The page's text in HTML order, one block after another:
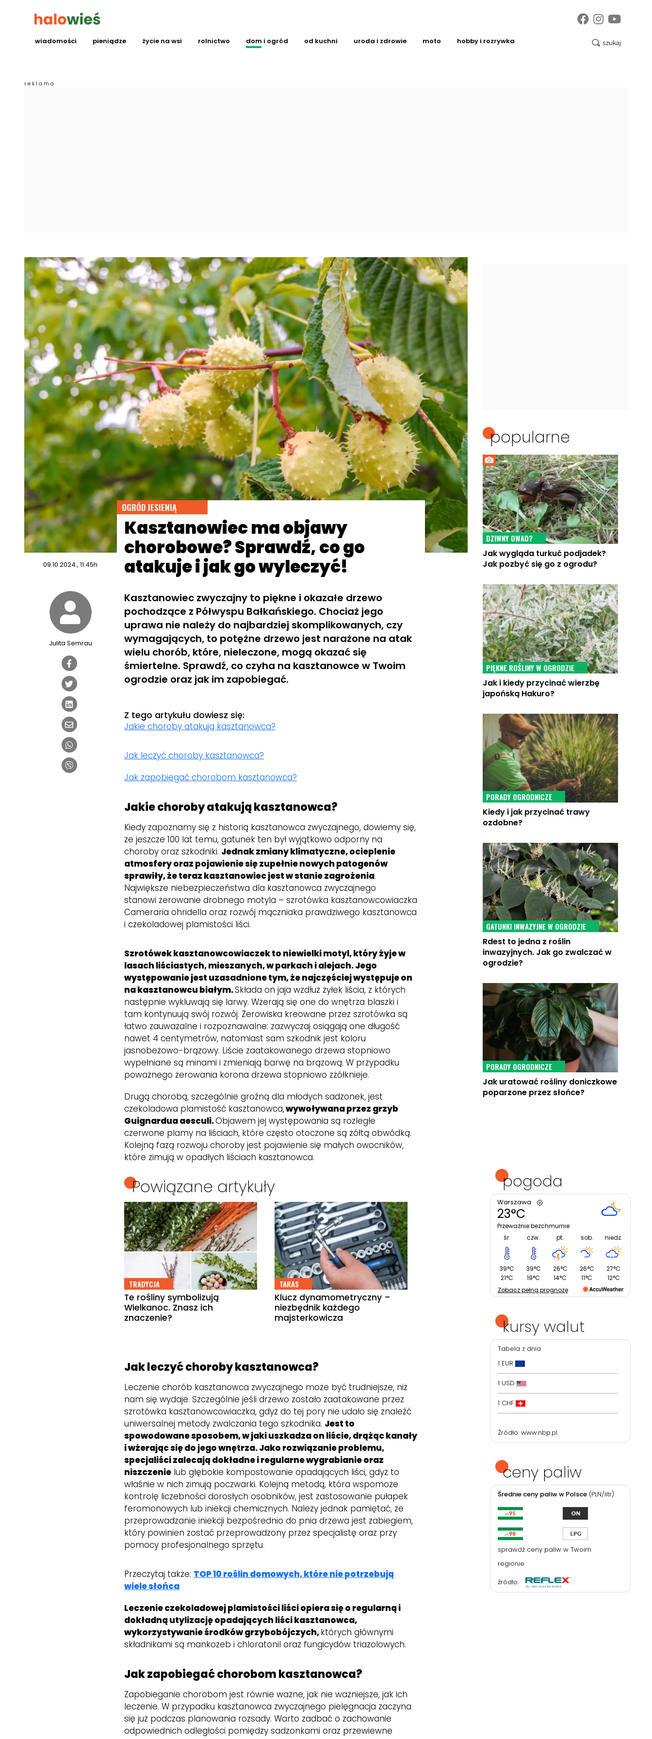
wiadomości pieniądze życie na wsi rolnictwo dom i ogród od kuchni uroda i zdrowie moto hobby i rozrywka
OGRÓD JESIENIĄ
Kasztanowiec ma objawy
chorobowe? Sprawdź, co go
atakuje i jak go wyleczyć!
09.10.2024., 11:45h
Julita Semrau
Kasztanowiec zwyczajny to piękne i okazałe drzewo
pochodzące z Półwyspu Bałkańskiego. Chociaż jego
uprawa nie należy do najbardziej skomplikowanych, czy
wymagających, to potężne drzewo jest narażone na atak
wielu chorób, które, nieleczone, mogą okazać się
śmiertelne. Sprawdź, co czyha na kasztanowce w Twoim
ogrodzie oraz jak im zapobiegać.
Z tego artykułu dowiesz się:
Jakie choroby atakują kasztanowca?
Jak leczyć choroby kasztanowca?
Jak zapobiegać chorobom kasztanowca?
Jakie choroby atakują kasztanowca?
Kiedy zapoznamy się z historią kasztanowca zwyczajnego, dowiemy się,
że jeszcze 100 lat temu, gatunek ten był wyjątkowo odporny na
choroby oraz szkodniki. Jednak zmiany klimatyczne, ocieplenie
atmosfery oraz pojawienie się zupełnie nowych patogenów
sprawiły, że teraz kasztanowiec jest w stanie zagrożenia.
Największe niebezpieczeństwa dla kasztanowca zwyczajnego
stanowi żerowanie drobnego motyla – szrotówka kasztanowcowiaczka
Cameraria ohridella oraz rozwój mączniaka prawdziwego kasztanowca
i czekoladowej plamistości liści.
Szrotówek kasztanowcowiaczek to niewielki motyl, który żyje w
lasach liściastych, mieszanych, w parkach i alejach. Jego
występowanie jest uzasadnione tym, że najczęściej występuje on
na kasztanowcu białym.Składa on jaja wzdłuż żyłek liścia, z których
następnie wykluwają się larwy. Wżerają się one do wnętrza blaszki i
tam kontynuują swój rozwój. Żerowiska kreowane przez szrotówka są
łatwo zauważalne i rozpoznawalne: zazwyczaj osiągają one długość
nawet 4 centymetrów, natomiast sam szkodnik jest koloru
jasnobeżowo-brązowy. Liście zaatakowanego drzewa stopniowo
wypełniane są minami i zmieniają barwę na brązową. W przypadku
poważnego żerowania korona drzewa stopniowo zżółknieje.
Drugą chorobą, szczególnie groźną dla młodych sadzonek, jest
czekoladowa plamistość kasztanowca,wywoływana przez grzyb
Guignardua aesculi.Objawem jej występowania są rozległe
czerwone plamy na liściach, które często otoczone są żółtą obwódką.
Kolejną fazą rozwoju choroby jest pojawienie się małych owocników,
które zimują w opadłych liściach kasztanowca.
Powiązane artykuły
TRADYCJA
Te rośliny symbolizują
Wielkanoc. Znasz ich
znaczenie?
TARAS
Klucz dynamometryczny –
niezbędnik każdego
majsterkowicza
Jak leczyć choroby kasztanowca?
Leczenie chorób kasztanowca zwyczajnego może być trudniejsze, niż
nam się wydaje. Szczególnie jeśli drzewo zostało zaatakowane przez
szrotówka kasztanowcowiaczka, gdyż do tej pory nie udało się znaleźć
uniwersalnej metody zwalczania tego szkodnika. Jest to
spowodowane sposobem, w jaki uszkadza on liście, drążąc kanały
i wżerając się do jego wnętrza. Jako rozwiązanie problemu,
specjaliści zalecają dokładne i regularne wygrabianie oraz
niszczenie lub głębokie kompostowanie opadających liści, gdyż to
właśnie w nich zimują poczwarki. Kolejną metodą, która wspomoże
kontrolę liczebności dorosłych osobników, jest zastosowanie pułapek
feromonowych lub iniekcji chemicznych. Należy jednak pamiętać, że
przeprowadzanie iniekcji bezpośrednio do pnia drzewa jest zabiegiem,
który powinien zostać przeprowadzony przez specjalistę oraz przy
pomocy profesjonalnego sprzętu.
Przeczytaj także: TOP 10 roślin domowych, które nie potrzebują
wiele słońca
Leczenie czekoladowej plamistości liści opiera się o regularną i
dokładną utylizację opadających liści kasztanowca,
wykorzystywanie środków grzybobójczych,których głównymi
składnikami są mankozeb i chloratonil oraz fungicydów triazolowych.
Jak zapobiegać chorobom kasztanowca?
Zapobieganie chorobom jest równie ważne, jak nie ważniejsze, jak ich
leczenie. W przypadku kasztanowca zwyczajnego pielęgnacja zaczyna
się już podczas planowania rozsady. Warto zadbać o zachowanie
odpowiednich odległości pomiędzy sadzonkami oraz przewiewne
popularne
DZIWNY OWAD?
Jak wygląda turkuć podjadek?
Jak pozbyć się go z ogrodu?
PIĘKNE ROŚLINY W OGRODZIE
Jak i kiedy przycinać wierzbę
japońską Hakuro?
PORADY OGRODNICZE
Kiedy i jak przycinać trawy
ozdobne?
GATUNKI INWAZYJNE W OGRODZIE
Rdest to jedna z roślin
inwazyjnych. Jak go zwalczać w
ogrodzie?
PORADY OGRODNICZE
Jak uratować rośliny doniczkowe
poparzone przez słońce?
pogoda
Warszawa
23°C
Przeważnie bezchmurnie
śr.
39°C
21°C
czw.
39°C
19°C
pt.
26°C
14°C
sob.
26°C
11°C
niedz.
27°C
12°C
Zobacz pełną prognozę
ceny paliw
Średnie ceny paliw w Polsce(PLN/litr)
sprawdź ceny paliw w Twoim
regionie
źródło:
kursy walut
Tabela z dnia
1 EUR
1 USD
1 CHF
Źródło: www.nbp.pl